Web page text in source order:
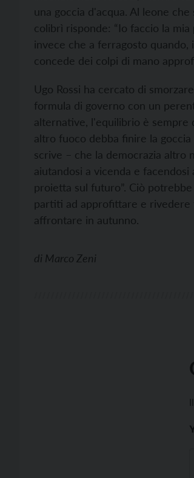
una goccia d'acqua. Al leone
colibrì risponde: “Io faccio la
invece che a ferragosto
concede dei colpi di mano
Ugo Rossi ha cercato di
formula di governo con un
alternative, l'equilibrio è sempre
altro fuoco debba finire la
scrive – che la democrazia altro
aiutandosi a vicenda e
proietta sul futuro”. Ciò
partiti ad approfittare e
affrontare in autunno.
di Marco Zeni